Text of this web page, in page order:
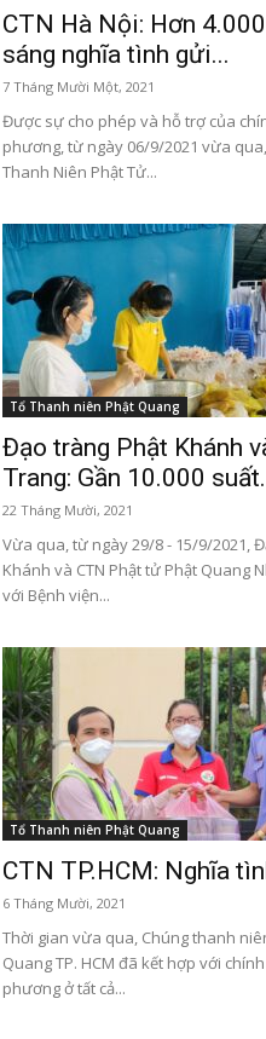
CTN Hà Nội: Hơn
sáng nghĩa tình gửi...
7 Tháng Mười Một, 2021
Được sự cho phép và hỗ trợ của
phương, từ ngày 06/9/2021 vừa
Thanh Niên Phật Tử...
Tổ Thanh niên Phật Quang
Đạo tràng Phật Khánh
Trang: Gần 10.000
22 Tháng Mười, 2021
Vừa qua, từ ngày 29/8 - 15/9/2021,
Khánh và CTN Phật tử Phật Quang
với Bệnh viện...
Tổ Thanh niên Phật Quang
CTN TP.HCM: Nghĩa
6 Tháng Mười, 2021
Thời gian vừa qua, Chúng thanh
Quang TP. HCM đã kết hợp với
phương ở tất cả...